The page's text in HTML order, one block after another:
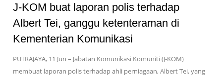
J-KOM buat laporan polis terhadap
Albert Tei, ganggu ketenteraman di
Kementerian Komunikasi
PUTRAJAYA, 11 Jun – Jabatan Komunikasi Komuniti (J-KOM)
membuat laporan polis terhadap ahli perniagaan, Albert Tei, yang